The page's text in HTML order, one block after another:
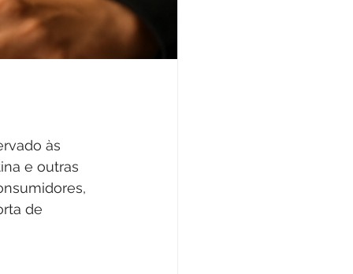
às
e outras
de